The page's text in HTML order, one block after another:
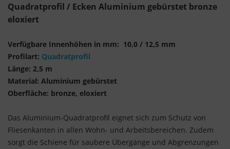
Quadratprofil / Ecken Aluminium gebürstet bronze
eloxiert
Verfügbare Innenhöhen in mm: 10,0 / 12,5 mm
Profilart: Quadratprofil
Länge: 2,5 m
Material: Aluminium gebürstet
Oberfläche: bronze, eloxiert
Das Aluminium-Quadratprofil eignet sich zum Schutz von
Fliesenkanten in allen Wohn- und Arbeitsbereichen. Zudem
sorgt die Schiene für saubere Übergänge und Abgrenzungen